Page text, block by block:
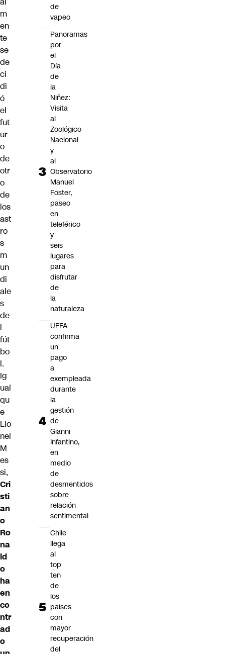
m
en
te
se
de
ci
di
ó
el
fut
ur
o
de
otr
o
de
los
ast
ro
s
m
un
di
ale
s
de
l
fút
bo
l.
Ig
ual
qu
e
Lio
nel
M
es
si,
Cri
sti
an
o
Ro
na
ld
o
ha
en
co
ntr
ad
o
de
vapeo
Panoramas
por
el
Día
de
la
Niñez:
Visita
al
Zoológico
Nacional
y
al
Observatorio
Manuel
Foster,
paseo
en
teleférico
y
seis
lugares
para
disfrutar
de
la
naturaleza
UEFA
confirma
un
pago
a
exempleada
durante
la
gestión
de
Gianni
Infantino,
en
medio
de
desmentidos
sobre
relación
sentimental
Chile
llega
al
top
ten
de
los
países
con
mayor
recuperación
del